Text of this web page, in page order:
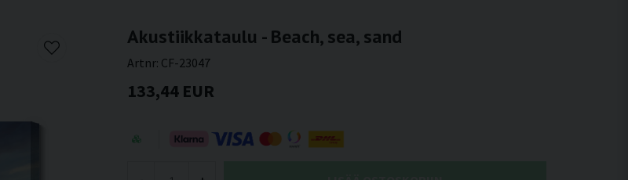
Akustiikkataulu - Beach, sea, sand
Artnr: CF-23047
133,44 EUR